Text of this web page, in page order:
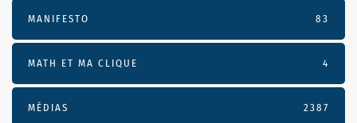
MANIFESTO 83
MATH ET MA CLIQUE 4
MÉDIAS 2387